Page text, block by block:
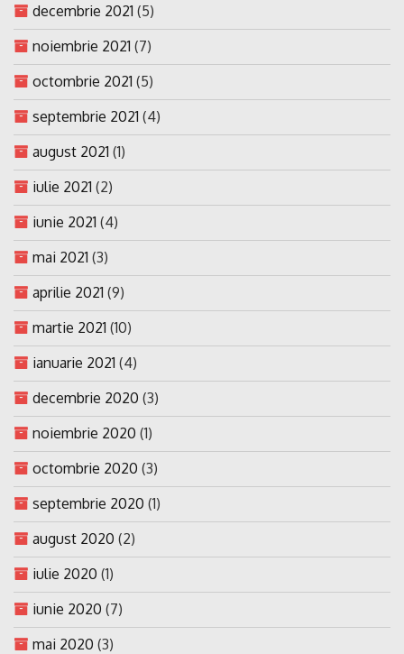
decembrie 2021 (5)
noiembrie 2021 (7)
octombrie 2021 (5)
septembrie 2021 (4)
august 2021 (1)
iulie 2021 (2)
iunie 2021 (4)
mai 2021 (3)
aprilie 2021 (9)
martie 2021 (10)
ianuarie 2021 (4)
decembrie 2020 (3)
noiembrie 2020 (1)
octombrie 2020 (3)
septembrie 2020 (1)
august 2020 (2)
iulie 2020 (1)
iunie 2020 (7)
mai 2020 (3)